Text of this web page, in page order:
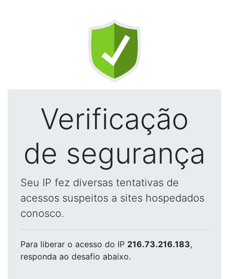
Verificação
de segurança
Seu IP fez diversas tentativas de
acessos suspeitos a sites hospedados
conosco.
Para liberar o acesso do IP 216.73.216.183,
responda ao desafio abaixo.